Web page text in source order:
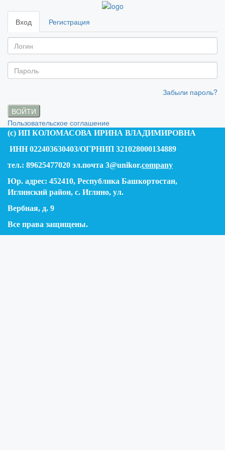
Вход Регистрация
Забыли пароль?
ВОЙТИ
Пользовательское соглашение
(c) ИП КОЛОМАСОВА ИРИНА ВЛАДИМИРОВНА
ИНН 022403630403/ОГРНИП 321028000134889
тел.: 89625477020 эл.почта 3@unikor.company
Юр. адрес: 452410, Республика Башкортостан,
Иглинский район, с. Иглино, ул.
Вербная, д. 9
Все права защищены.